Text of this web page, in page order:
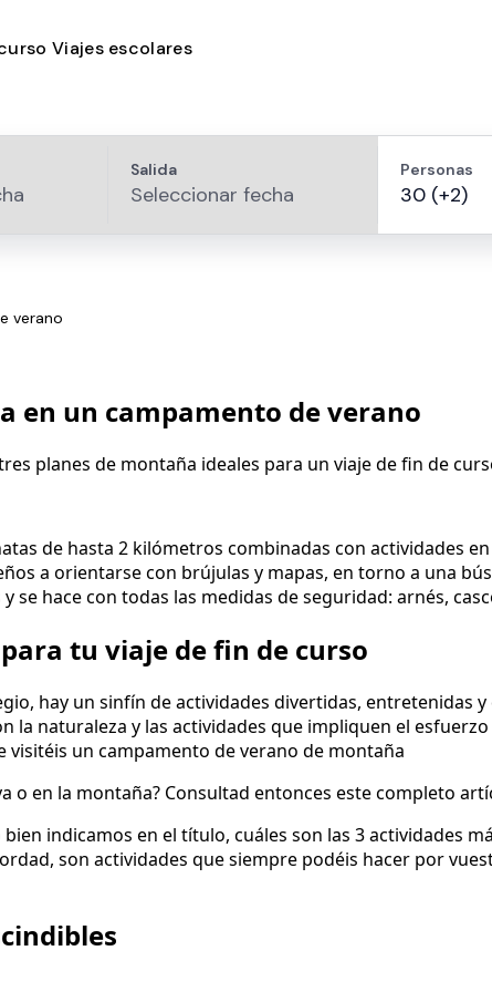
Viajes escolares
verano
en un campamento de verano
planes de montaña ideales para un viaje de fin de
de hasta 2 kilómetros combinadas con actividades
a orientarse con brújulas y mapas, en torno a una
se hace con todas las medidas de seguridad: arnés,
tu viaje de fin de curso
hay un sinfín de actividades divertidas,
la naturaleza y las actividades que impliquen el
un campamento de verano de montaña
o en la montaña? Consultad entonces este completo
indicamos en el título, cuáles son las 3 actividades
son actividades que siempre podéis hacer por